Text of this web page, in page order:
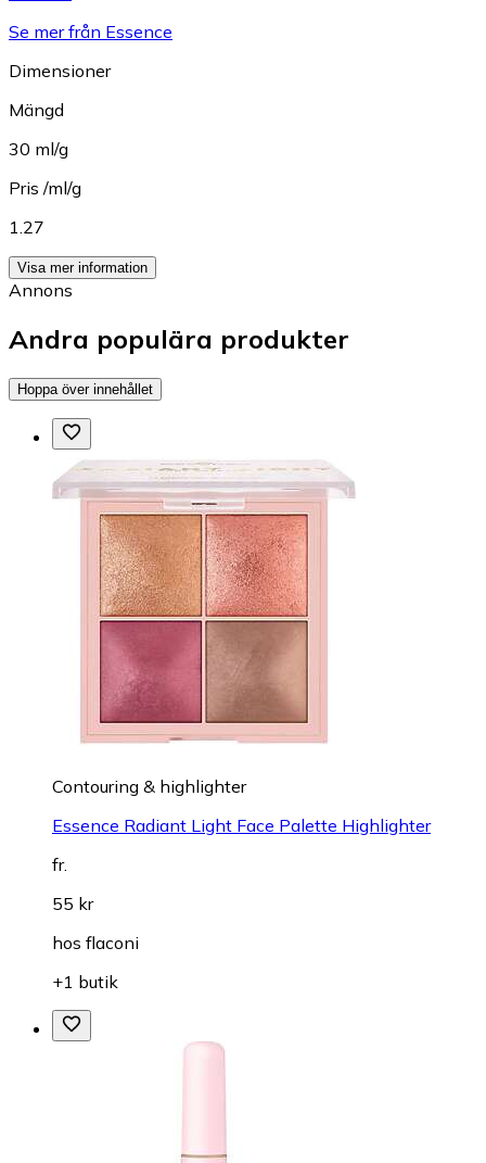
Se mer från Essence
Dimensioner
Mängd
30 ml/g
Pris /ml/g
1.27
Visa mer information
Annons
Andra populära produkter
Hoppa över innehållet
Contouring & highlighter
Essence Radiant Light Face Palette Highlighter
fr.
55 kr
hos flaconi
+1 butik